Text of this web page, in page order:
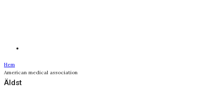
Hem
American medical association
Äldst